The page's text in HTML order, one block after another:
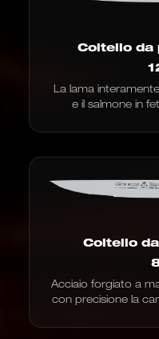
Coltello da
La lama
e il salmone in
Coltello
Acciaio forgiato a
con precisione la